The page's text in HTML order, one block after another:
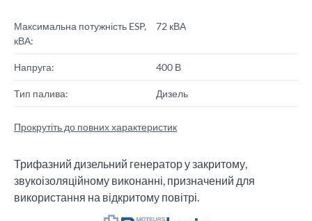
Максимальна потужність ESP,
кВА:
72 кВА
Напруга: 400 В
Тип палива: Дизель
Прокрутіть до повних характеристик
Трифазний дизельний генератор у закритому,
звукоізоляційному виконанні, призначений для
використання на відкритому повітрі.